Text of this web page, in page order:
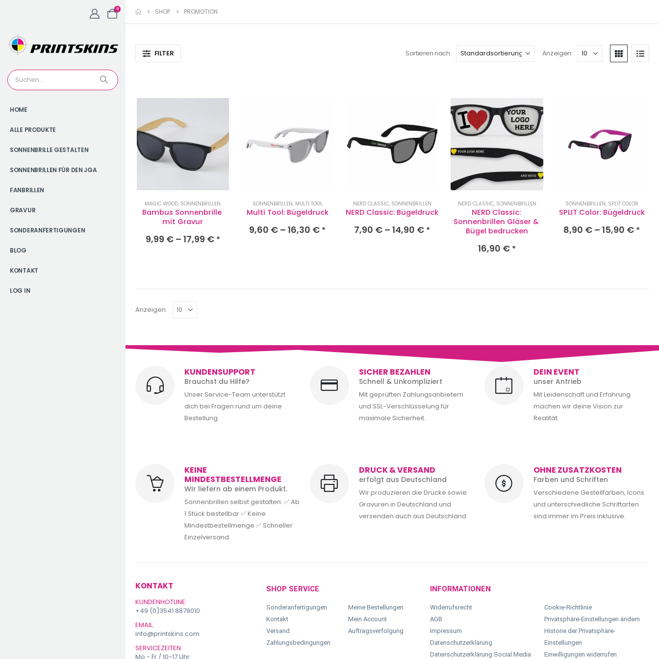
0
HOME
ALLE PRODUKTE
SONNENBRILLE GESTALTEN
SONNENBRILLEN FÜR DEN JGA
FANBRILLEN
GRAVUR
SONDERANFERTIGUNGEN
BLOG
KONTAKT
LOG IN
SHOP PROMOTION
FILTER Sortieren nach: Anzeigen:
MAGIC WOOD, SONNENBRILLEN
Bambus Sonnenbrille
mit Gravur
9,99 € – 17,99 € *
SONNENBRILLEN, MULTI TOOL
Multi Tool: Bügeldruck
9,60 € –16,30 € *
NERD CLASSIC, SONNENBRILLEN
NERD Classic: Bügeldruck
7,90 € –14,90 € *
NERD CLASSIC, SONNENBRILLEN
NERD Classic:
Sonnenbrillen Gläser &
Bügel bedrucken
16,90 € *
SONNENBRILLEN, SPLIT COLOR
SPLIT Color: Bügeldruck
8,90 € –15,90 € *
Anzeigen:
KUNDENSUPPORT
Brauchst du Hilfe?
Unser Service-Team unterstützt
dich bei Fragen rund um deine
Bestellung.
SICHER BEZAHLEN
Schnell & Unkompliziert
Mit geprüften Zahlungsanbietern
und SSL-Verschlüsselung für
maximale Sicherheit.
DEIN EVENT
unser Antrieb
Mit Leidenschaft und Erfahrung
machen wir deine Vision zur
Realität.
KEINE
MINDESTBESTELLMENGE
WIr liefern ab einem Produkt.
Sonnenbrillen selbst gestalten: ✅ Ab
1 Stück bestellbar ✅ Keine
Mindestbestellmenge ✅ Schneller
Einzelversand.
DRUCK & VERSAND
erfolgt aus Deutschland
Wir produzieren die Drucke sowie
Gravuren in Deutschland und
versenden auch aus Deutschland.
OHNE ZUSATZKOSTEN
Farben und Schriften
Verschiedene Gestellfarben, Icons
und unterschiedliche Schriftarten
sind immer im Preis inklusive.
KONTAKT
KUNDENHOTLINE:
+49 (0)3541 8879010
EMAIL:
info@printskins.com
SERVICEZEITEN:
Mo - Fr / 10-17 Uhr
SHOP SERVICE
Sonderanfertigungen
Kontakt
Versand
Zahlungsbedingungen
Meine Bestellungen
Mein Account
Auftragsverfolgung
INFORMATIONEN
Widerrufsrecht
AGB
Impressum
Datenschutzerklärung
Datenschutzerklärung Social Media
Cookie-Richtlinie
Privatsphäre-Einstellungen ändern
Historie der Privatsphäre-
Einstellungen
Einwilligungen widerrufen